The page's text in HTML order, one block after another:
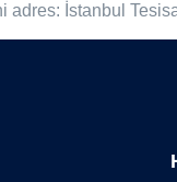
adres: İstanbul